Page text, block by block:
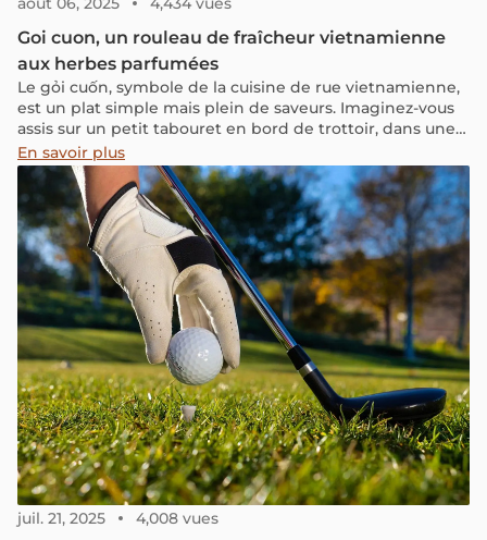
Goi cuon, un rouleau de fraîcheur vietnamienne
aux herbes parfumées
Le gỏi cuốn, symbole de la cuisine de rue vietnamienne,
est un plat simple mais plein de saveurs. Imaginez-vous
assis sur un petit tabouret en bord de trottoir, dans une
ruelle animée, savourant des rouleaux de gỏi cuốn tout
juste préparés. Chaque bouchée apporte une explosion
de fraîcheur et de légèreté. Composé de crevettes, de
porc, de vermicelles de riz et d’herbes aromatiques, le
gỏi cuốn offre une expérience gustative authentique qui
séduit les palais aux quatre coins du monde.
En savoir plus
juil. 21, 2025 4,008 vues